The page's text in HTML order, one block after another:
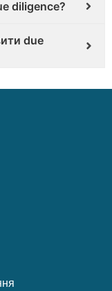
diligence?
due